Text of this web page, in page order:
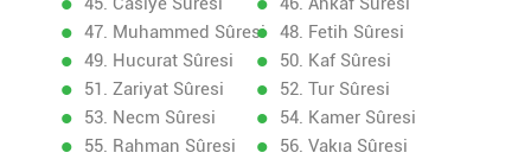
47. Muhammed Sûresi
48. Fetih Sûresi
49. Hucurat Sûresi
50. Kaf Sûresi
51. Zariyat Sûresi
52. Tur Sûresi
53. Necm Sûresi
54. Kamer Sûresi
55. Rahman Sûresi
56. Vakıa Sûresi